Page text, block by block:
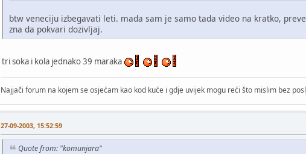
btw veneciju izbegavati leti. mada sam je samo tada video na kratko,
zna da pokvari dozivljaj.
tri soka i kola jednako 39 maraka
Najjači forum na kojem se osjećam kao kod kuće i gdje uvijek mogu reći što mislim bez
27-09-2003, 15:52:59
Quote from: "komunjara"